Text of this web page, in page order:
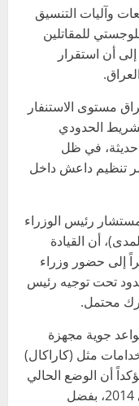
وآليات التنسيق
للمقاتلين
أن استقرار
مستوى الاستنفار
الحدودي
في ظل
تنظيم داعش داخل
رئيس الوزراء
أن القيادة
إلى حضور وزراء
تحت توجيه رئيس
محتمل.
جوية مجهزة
الاستخدامات مثل (كاراكال)
أن الوضع الحالي
لقدرات تنظيم داعش ليس كما كان في 2014، بفضل